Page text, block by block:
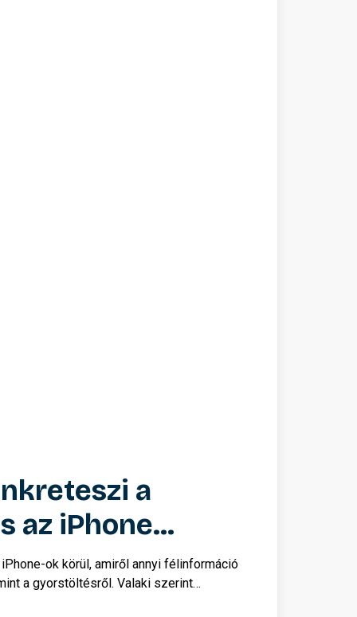
a
az iPhone
ok körül, amiről annyi félinformáció
a gyorstöltésről. Valaki szerint